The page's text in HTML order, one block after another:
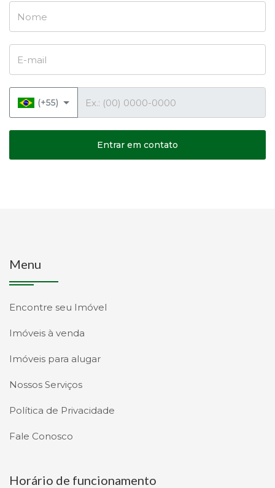
(+55)
Entrar em contato
Menu
Encontre seu Imóvel
Imóveis à venda
Imóveis para alugar
Nossos Serviços
Política de Privacidade
Fale Conosco
Horário de funcionamento